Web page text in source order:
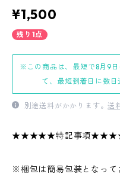
¥1,500
残り1点
※この商品は、最短で8月9
て、最短到着日に数日
別途送料がかかります。送
★★★★★特記事項
※梱包は簡易包装となって